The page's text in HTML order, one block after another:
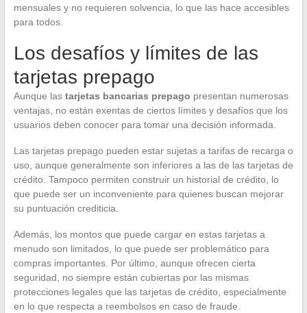
mensuales y no requieren solvencia, lo que las hace accesibles
para todos.
Los desafíos y límites de las
tarjetas prepago
Aunque las tarjetas bancarias prepago presentan numerosas
ventajas, no están exentas de ciertos límites y desafíos que los
usuarios deben conocer para tomar una decisión informada.
Las tarjetas prepago pueden estar sujetas a tarifas de recarga o
uso, aunque generalmente son inferiores a las de las tarjetas de
crédito. Tampoco permiten construir un historial de crédito, lo
que puede ser un inconveniente para quienes buscan mejorar
su puntuación crediticia.
Además, los montos que puede cargar en estas tarjetas a
menudo son limitados, lo que puede ser problemático para
compras importantes. Por último, aunque ofrecen cierta
seguridad, no siempre están cubiertas por las mismas
protecciones legales que las tarjetas de crédito, especialmente
en lo que respecta a reembolsos en caso de fraude.